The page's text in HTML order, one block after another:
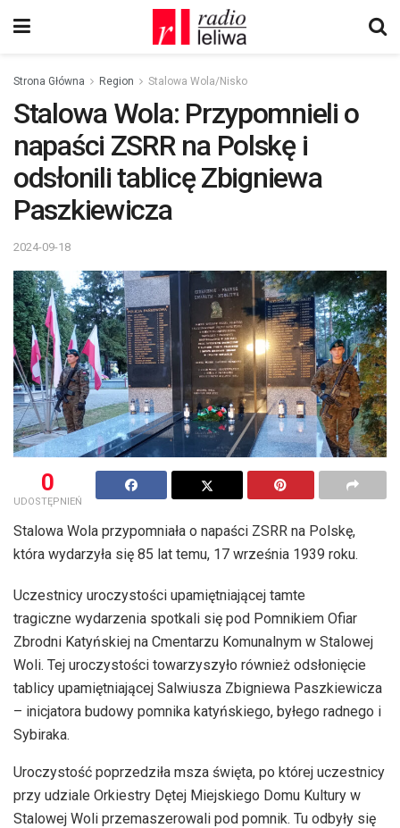
Strona Główna Region Stalowa Wola/Nisko
Stalowa Wola: Przypomnieli o
napaści ZSRR na Polskę i
odsłonili tablicę Zbigniewa
Paszkiewicza
2024-09-18
0
UDOSTĘPNIEŃ
Stalowa Wola przypomniała o napaści ZSRR na Polskę,
która wydarzyła się 85 lat temu, 17 września 1939 roku.
Uczestnicy uroczystości upamiętniającej tamte
tragiczne wydarzenia spotkali się pod Pomnikiem Ofiar
Zbrodni Katyńskiej na Cmentarzu Komunalnym w Stalowej
Woli. Tej uroczystości towarzyszyło również odsłonięcie
tablicy upamiętniającej Salwiusza Zbigniewa Paszkiewicza
– inicjatora budowy pomnika katyńskiego, byłego radnego i
Sybiraka.
Uroczystość poprzedziła msza święta, po której uczestnicy
przy udziale Orkiestry Dętej Miejskiego Domu Kultury w
Stalowej Woli przemaszerowali pod pomnik. Tu odbyły się